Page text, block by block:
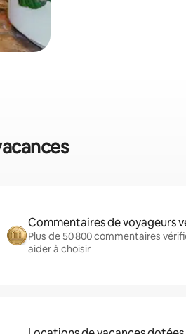
Commentaires de voyageurs
Plus de 50 800 commentaires
aider à choisir